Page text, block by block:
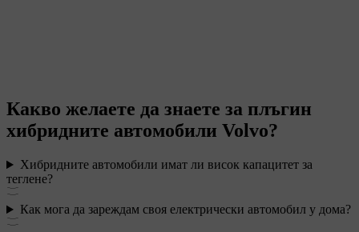
Какво желаете да знаете за плъгин
хибридните автомобили Volvo?
Хибридните автомобили имат ли висок капацитет за
теглене?
Как мога да зареждам своя електрически автомобил у дома?